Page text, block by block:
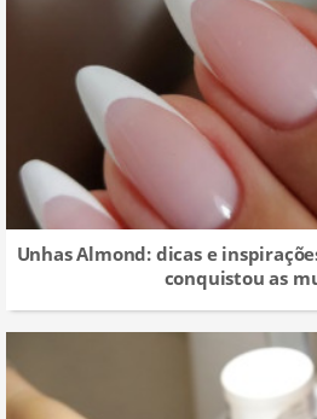
Unhas Almond: dicas e
conquistou as